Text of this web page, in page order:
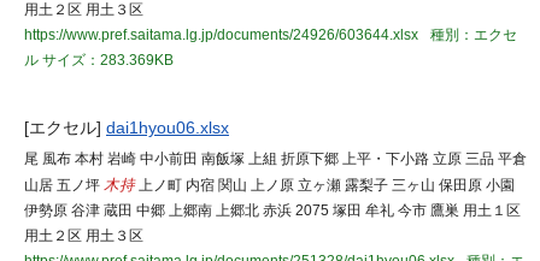
用土２区 用土３区
https://www.pref.saitama.lg.jp/documents/24926/603644.xlsx
種別：エクセ
ル サイズ：283.369KB
[エクセル] dai1hyou06.xlsx
尾 風布 本村 岩崎 中小前田 南飯塚 上組 折原下郷 上平・下小路 立原 三品 平倉
山居 五ノ坪 木持上ノ町 内宿 関山 上ノ原 立ヶ瀬 露梨子 三ヶ山 保田原 小園
伊勢原 谷津 蔵田 中郷 上郷南 上郷北 赤浜 2075 塚田 牟礼 今市 鷹巣 用土１区
用土２区 用土３区